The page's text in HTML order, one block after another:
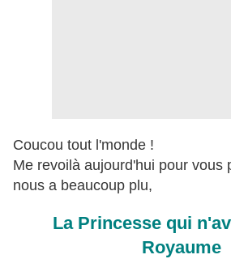
Coucou tout l'monde !
Me revoilà aujourd'hui pour vous
nous a beaucoup plu,
La Princesse qui
Royaume